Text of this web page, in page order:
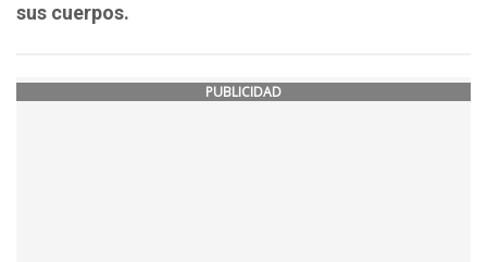
sus cuerpos.
PUBLICIDAD